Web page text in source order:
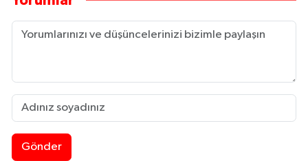
Gönder